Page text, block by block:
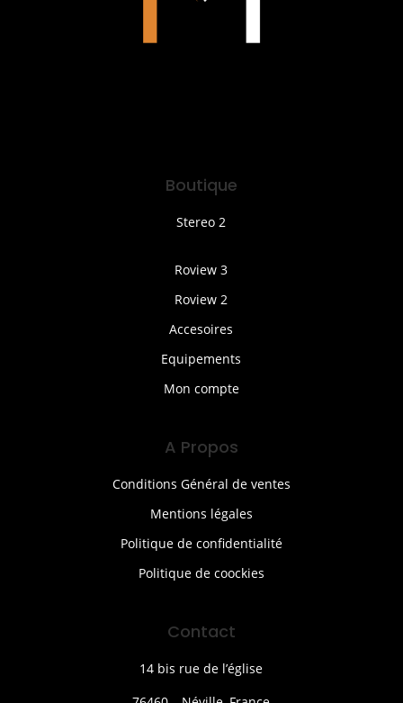
Boutique
Stereo 2
Roview 3
Roview 2
Accesoires
Equipements
Mon compte
A Propos
Conditions Général de ventes
Mentions légales
Politique de confidentialité
Politique de coockies
Contact
14 bis rue de l’église